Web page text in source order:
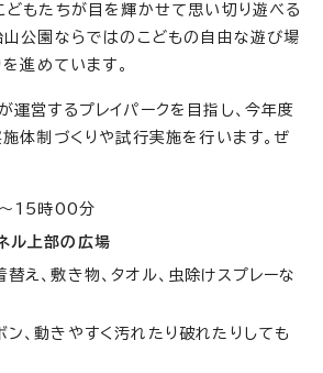
どもたちが目を輝かせて思い切り遊べる
山公園ならではのこどもの自由な遊び場
を進めています。
運営するプレイパークを目指し、今年度
体制づくりや試行実施を行います。ぜ
15時00分
ル上部の広場
替え、敷き物、タオル、虫除けスプレーな
ン、動きやすく汚れたり破れたりしても